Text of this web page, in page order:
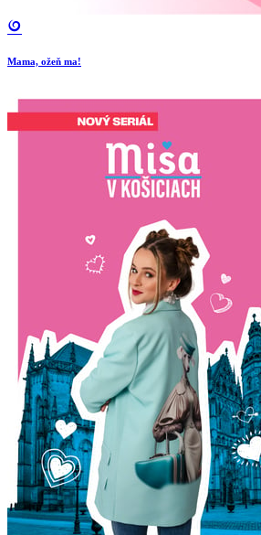
Mama, ožeň ma!